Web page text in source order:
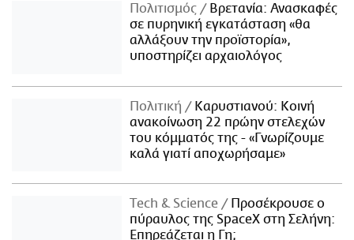
Πολιτισμός
Βρετανία: Ανασκαφές
σε πυρηνική εγκατάσταση «θα
αλλάξουν την προϊστορία»,
υποστηρίζει αρχαιολόγος
Πολιτική
Καρυστιανού: Κοινή
ανακοίνωση 22 πρώην στελεχών
του κόμματός της - «Γνωρίζουμε
καλά γιατί αποχωρήσαμε»
Τech & Science
Προσέκρουσε ο
πύραυλος της SpaceX στη Σελήνη:
Επηρεάζεται η Γη;